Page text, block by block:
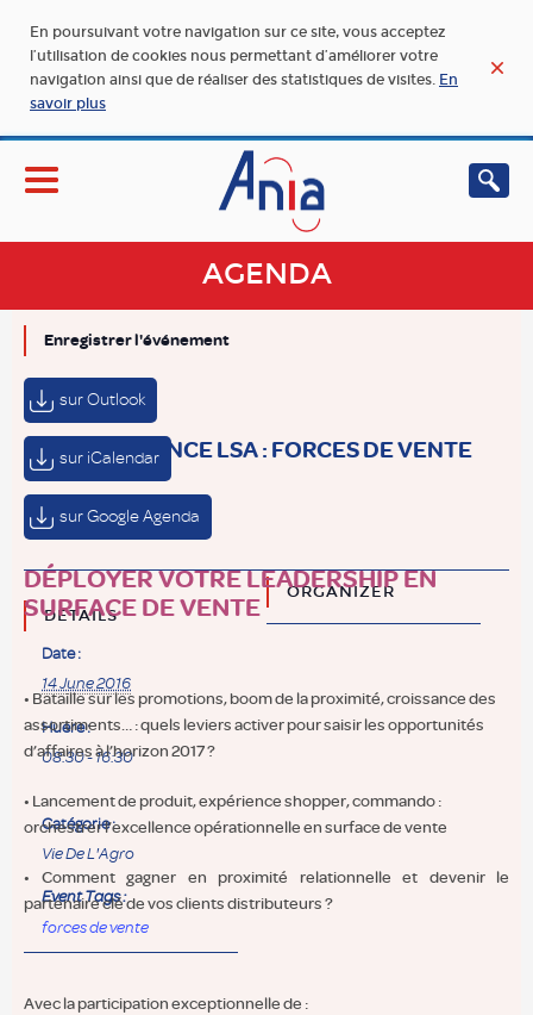
En poursuivant votre navigation sur ce site, vous acceptez
l’utilisation de cookies nous permettant d’améliorer votre
navigation ainsi que de réaliser des statistiques de visites. En
savoir plus
AGENDA
CONFÉRENCE LSA : FORCES DE VENTE
Enregistrer l'événement
sur Outlook
sur iCalendar
sur Google Agenda
DETAILS
Date :
14 June 2016
Huere :
08:30 - 16:30
Catégorie :
Vie De L'Agro
Event Tags :
forces de vente
ORGANIZER
DÉPLOYER VOTRE LEADERSHIP EN
SURFACE DE VENTE
• Bataille sur les promotions, boom de la proximité, croissance des
assortiments… : quels leviers activer pour saisir les opportunités
d’affaires à l’horizon 2017 ?
• Lancement de produit, expérience shopper, commando :
orchestrer l’excellence opérationnelle en surface de vente
• Comment gagner en proximité relationnelle et devenir le
partenaire clé de vos clients distributeurs ?
Avec la participation exceptionnelle de :